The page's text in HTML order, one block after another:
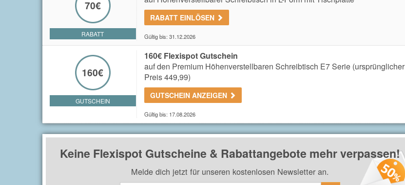
70€
RABATT
RABATT EINLÖSEN
Gültig bis: 31.12.2026
160€
GUTSCHEIN
160€ Flexispot Gutschein
auf den Premium Höhenverstellbaren Schreibtisch E7 Serie (ursprünglicher
Preis 449,99)
GUTSCHEIN ANZEIGEN
Gültig bis: 17.08.2026
Keine Flexispot Gutscheine & Rabattangebote mehr verpassen!
Melde dich jetzt für unseren kostenlosen Newsletter an.